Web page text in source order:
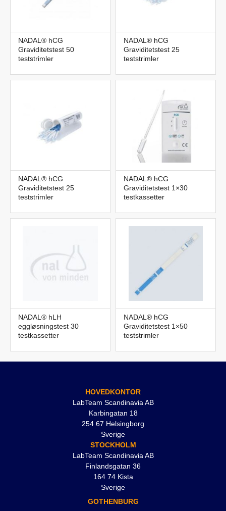
NADAL® hCG
Graviditetstest 50
teststrimler
NADAL® hCG
Graviditetstest 25
teststrimler
NADAL® hCG
Graviditetstest 25
teststrimler
NADAL® hCG
Graviditetstest 1×30
testkassetter
NADAL® hLH
eggløsningstest 30
testkassetter
NADAL® hCG
Graviditetstest 1×50
teststrimler
HOVEDKONTOR
LabTeam Scandinavia AB
Karbingatan 18
254 67 Helsingborg
Sverige
STOCKHOLM
LabTeam Scandinavia AB
Finlandsgatan 36
164 74 Kista
Sverige
GOTHENBURG